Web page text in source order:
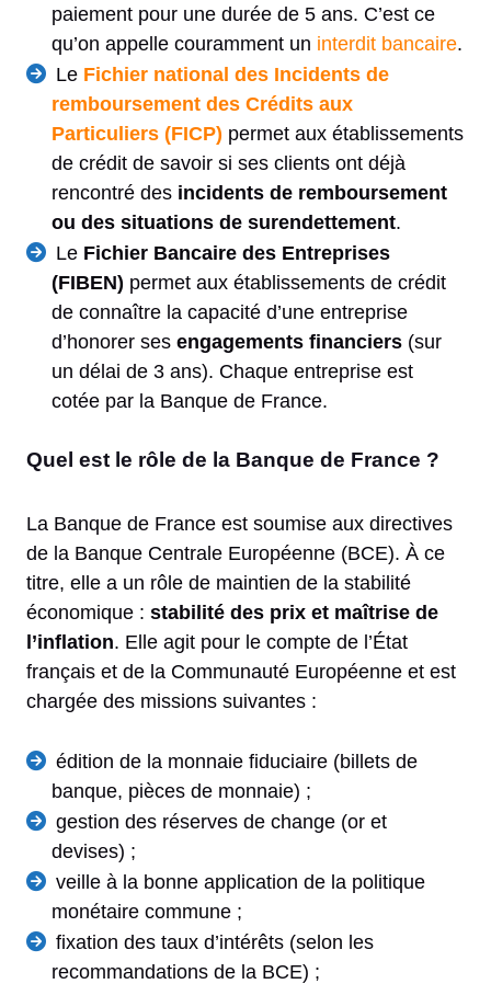
paiement pour une durée de 5 ans. C’est ce
qu’on appelle couramment un interdit bancaire.
Le Fichier national des Incidents de
remboursement des Crédits aux
Particuliers (FICP) permet aux établissements
de crédit de savoir si ses clients ont déjà
rencontré des incidents de remboursement
ou des situations de surendettement.
Le Fichier Bancaire des Entreprises
(FIBEN) permet aux établissements de crédit
de connaître la capacité d’une entreprise
d’honorer sesengagements financiers (sur
un délai de 3 ans). Chaque entreprise est
cotée par la Banque de France.
Quel est le rôle de la Banque de France ?
La Banque de France est soumise aux directives
de la Banque Centrale Européenne (BCE). À ce
titre, elle a un rôle de maintien de la stabilité
économique : stabilité des prix et maîtrise de
l’inflation. Elle agit pour le compte de l’État
français et de la Communauté Européenne et est
chargée des missions suivantes :
édition de la monnaie fiduciaire (billets de
banque, pièces de monnaie) ;
gestion des réserves de change (or et
devises) ;
veille à la bonne application de la politique
monétaire commune ;
fixation des taux d’intérêts (selon les
recommandations de la BCE) ;